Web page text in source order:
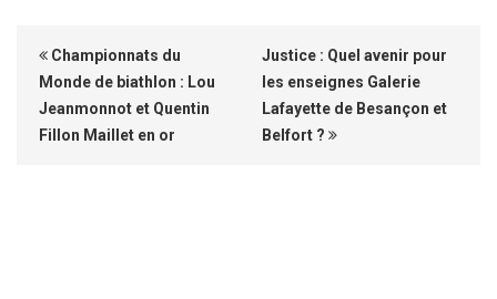
Championnats du
Monde de biathlon : Lou
Jeanmonnot et Quentin
Fillon Maillet en or
Justice : Quel avenir pour
les enseignes Galerie
Lafayette de Besançon et
Belfort ?